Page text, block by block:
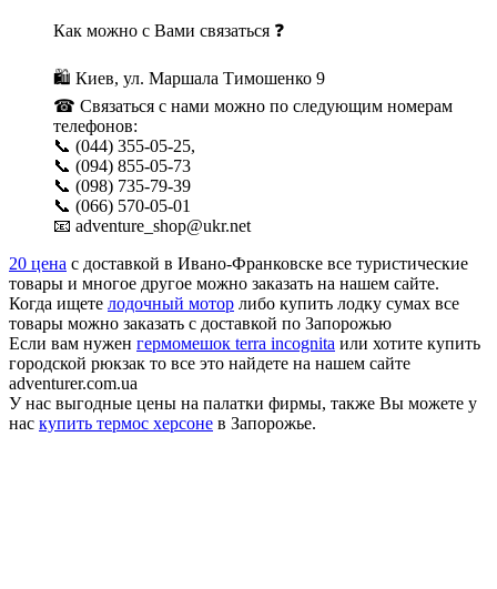
Как можно с Вами связаться ❓
🛍 Киев, ул. Маршала Тимошенко 9
☎ Связаться с нами можно по следующим номерам
телефонов:
📞 (044) 355-05-25,
📞 (094) 855-05-73
📞 (098) 735-79-39
📞 (066) 570-05-01
📧 adventure_shop@ukr.net
20 цена с доставкой в Ивано-Франковске все туристические
товары и многое другое можно заказать на нашем сайте.
Когда ищете лодочный мотор либо купить лодку сумах все
товары можно заказать с доставкой по Запорожью
Если вам нужен гермомешок terra incognita или хотите купить
городской рюкзак то все это найдете на нашем сайте
adventurer.com.ua
У нас выгодные цены на палатки фирмы, также Вы можете у
нас купить термос херсоне в Запорожье.